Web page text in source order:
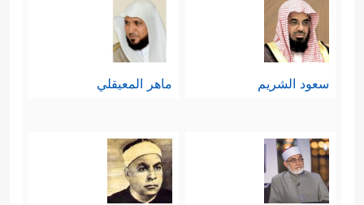
سعود الشريم ماهر المعيقلي